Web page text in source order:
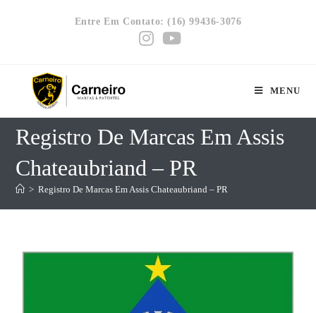
Entre Em Contato: (16) 99436-3076
MENU
Registro De Marcas Em Assis
Chateaubriand – PR
> Registro De Marcas Em Assis Chateaubriand – PR